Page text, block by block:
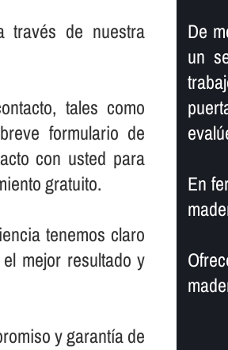
través de nuestra
tales como
formulario de
con usted para
gratuito.
tenemos claro
mejor resultado y
y garantí­a de
De
un
En